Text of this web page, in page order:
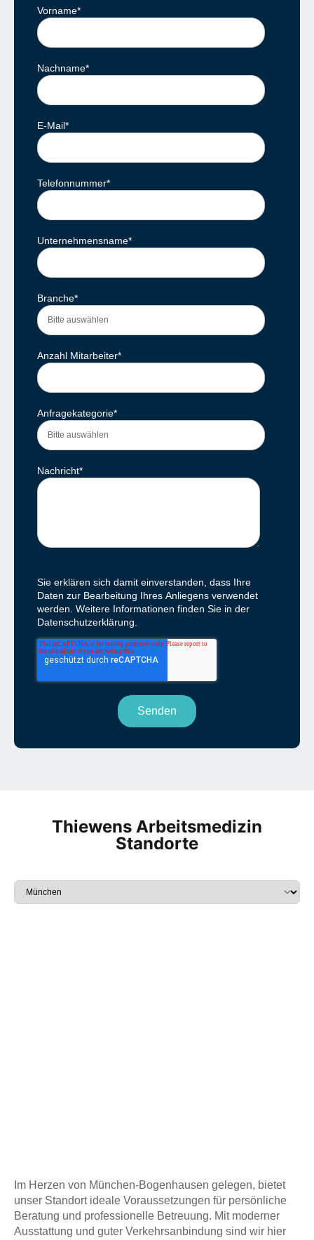
Vorname*
Nachname*
E-Mail*
Telefonnummer*
Unternehmensname*
Branche*
Anzahl Mitarbeiter*
Anfragekategorie*
Nachricht*
Sie erklären sich damit einverstanden, dass Ihre
Daten zur Bearbeitung Ihres Anliegens verwendet
werden. Weitere Informationen finden Sie in der
Datenschutzerklärung.
Thiewens Arbeitsmedizin
Standorte
Im Herzen von München-Bogenhausen gelegen, bietet
unser Standort ideale Voraussetzungen für persönliche
Beratung und professionelle Betreuung. Mit moderner
Ausstattung und guter Verkehrsanbindung sind wir hier